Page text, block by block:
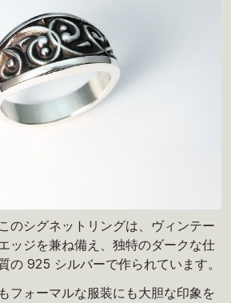
のシグネットリングは、ヴィンテー
ッジを兼ね備え、独特のダークな仕
の 925 シルバーで作られています。
フォーマルな服装にも大胆な印象を